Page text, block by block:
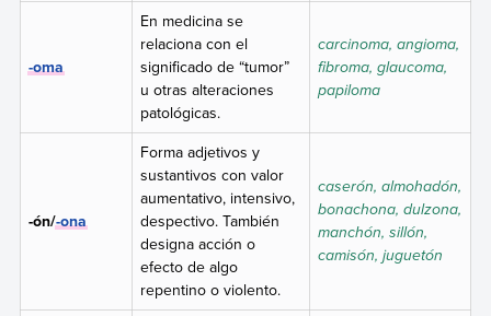
-oma
En medicina se
relaciona con el
significado de “tumor”
u otras alteraciones
patológicas.
carcinoma, angioma,
fibroma, glaucoma,
papiloma
-ón/-ona
Forma adjetivos y
sustantivos con valor
aumentativo, intensivo,
despectivo. También
designa acción o
efecto de algo
repentino o violento.
caserón, almohadón,
bonachona, dulzona,
manchón, sillón,
camisón, juguetón